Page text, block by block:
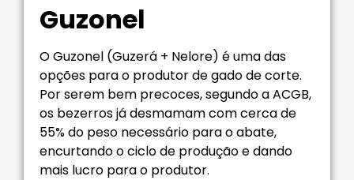
Guzonel
O Guzonel (Guzerá + Nelore) é uma das
opções para o produtor de gado de corte.
Por serem bem precoces, segundo a ACGB,
os bezerros já desmamam com cerca de
55% do peso necessário para o abate,
encurtando o ciclo de produção e dando
mais lucro para o produtor.